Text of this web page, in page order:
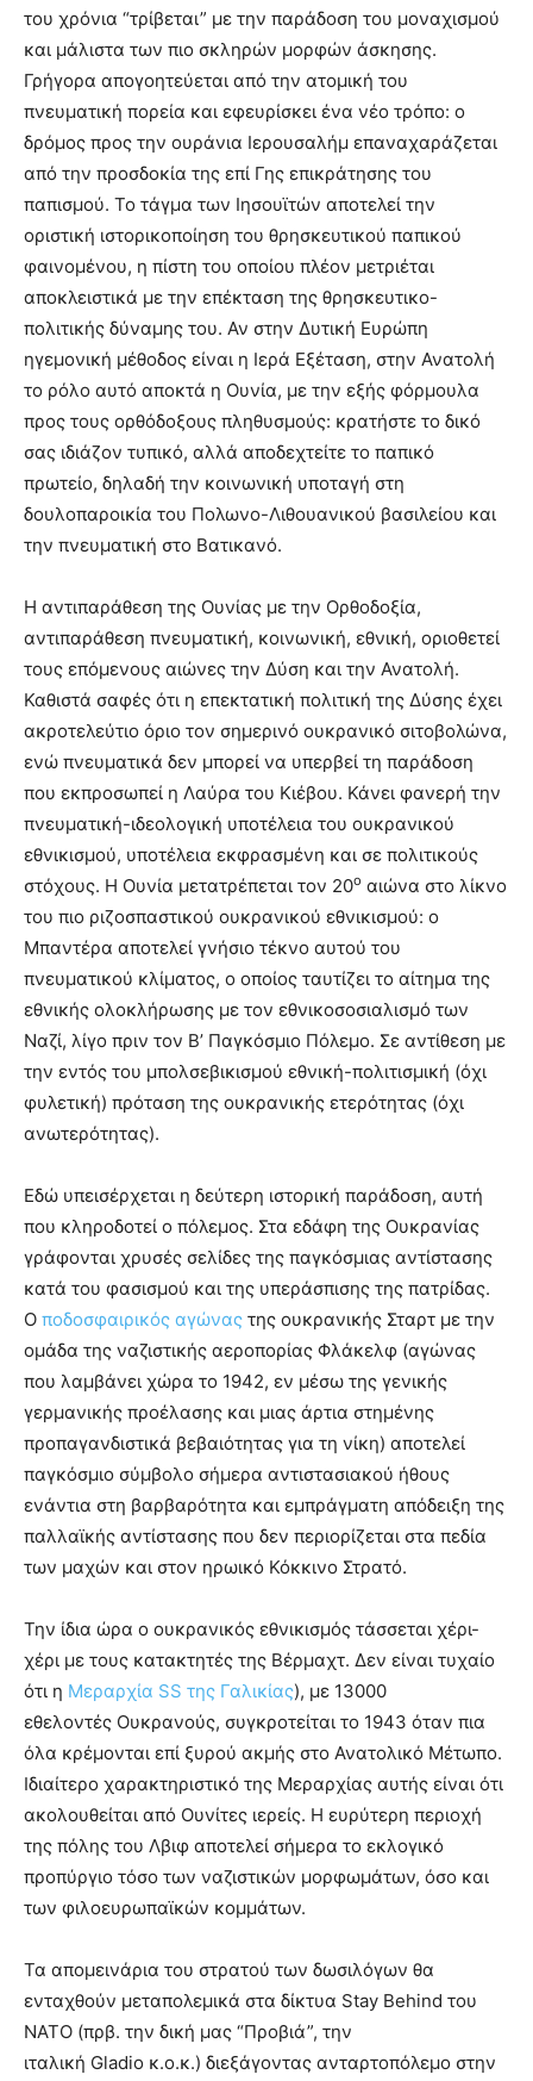
του χρόνια “τρίβεται” με την παράδοση του μοναχισμού
και μάλιστα των πιο σκληρών μορφών άσκησης.
Γρήγορα απογοητεύεται από την ατομική του
πνευματική πορεία και εφευρίσκει ένα νέο τρόπο: ο
δρόμος προς την ουράνια Ιερουσαλήμ επαναχαράζεται
από την προσδοκία της επί Γης επικράτησης του
παπισμού. Το τάγμα των Ιησουϊτών αποτελεί την
οριστική ιστορικοποίηση του θρησκευτικού παπικού
φαινομένου, η πίστη του οποίου πλέον μετριέται
αποκλειστικά με την επέκταση της θρησκευτικο-
πολιτικής δύναμης του. Αν στην Δυτική Ευρώπη
ηγεμονική μέθοδος είναι η Ιερά Εξέταση, στην Ανατολή
το ρόλο αυτό αποκτά η Ουνία, με την εξής φόρμουλα
προς τους ορθόδοξους πληθυσμούς: κρατήστε το δικό
σας ιδιάζον τυπικό, αλλά αποδεχτείτε το παπικό
πρωτείο, δηλαδή την κοινωνική υποταγή στη
δουλοπαροικία του Πολωνο-Λιθουανικού βασιλείου και
την πνευματική στο Βατικανό.
Η αντιπαράθεση της Ουνίας με την Ορθοδοξία,
αντιπαράθεση πνευματική, κοινωνική, εθνική, οριοθετεί
τους επόμενους αιώνες την Δύση και την Ανατολή.
Καθιστά σαφές ότι η επεκτατική πολιτική της Δύσης έχει
ακροτελεύτιο όριο τον σημερινό ουκρανικό σιτοβολώνα,
ενώ πνευματικά δεν μπορεί να υπερβεί τη παράδοση
που εκπροσωπεί η Λαύρα του Κιέβου. Κάνει φανερή την
πνευματική-ιδεολογική υποτέλεια του ουκρανικού
εθνικισμού, υποτέλεια εκφρασμένη και σε πολιτικούς
στόχους. Η Ουνία μετατρέπεται τον 20ο αιώνα στο λίκνο
του πιο ριζοσπαστικού ουκρανικού εθνικισμού: ο
Μπαντέρα αποτελεί γνήσιο τέκνο αυτού του
πνευματικού κλίματος, ο οποίος ταυτίζει το αίτημα της
εθνικής ολοκλήρωσης με τον εθνικοσοσιαλισμό των
Ναζί, λίγο πριν τον Β’ Παγκόσμιο Πόλεμο. Σε αντίθεση με
την εντός του μπολσεβικισμού εθνική-πολιτισμική (όχι
φυλετική) πρόταση της ουκρανικής ετερότητας (όχι
ανωτερότητας).
Εδώ υπεισέρχεται η δεύτερη ιστορική παράδοση, αυτή
που κληροδοτεί ο πόλεμος. Στα εδάφη της Ουκρανίας
γράφονται χρυσές σελίδες της παγκόσμιας αντίστασης
κατά του φασισμού και της υπεράσπισης της πατρίδας.
Ο ποδοσφαιρικός αγώνας της ουκρανικής Σταρτ με την
ομάδα της ναζιστικής αεροπορίας Φλάκελφ (αγώνας
που λαμβάνει χώρα το 1942, εν μέσω της γενικής
γερμανικής προέλασης και μιας άρτια στημένης
προπαγανδιστικά βεβαιότητας για τη νίκη) αποτελεί
παγκόσμιο σύμβολο σήμερα αντιστασιακού ήθους
ενάντια στη βαρβαρότητα και εμπράγματη απόδειξη της
παλλαϊκής αντίστασης που δεν περιορίζεται στα πεδία
των μαχών και στον ηρωικό Κόκκινο Στρατό.
Την ίδια ώρα ο ουκρανικός εθνικισμός τάσσεται χέρι-
χέρι με τους κατακτητές της Βέρμαχτ. Δεν είναι τυχαίο
ότι η Μεραρχία SS της Γαλικίας), με 13000
εθελοντές Oυκρανούς, συγκροτείται το 1943 όταν πια
όλα κρέμονται επί ξυρού ακμής στο Ανατολικό Μέτωπο.
Ιδιαίτερο χαρακτηριστικό της Μεραρχίας αυτής είναι ότι
ακολουθείται από Oυνίτες ιερείς. Η ευρύτερη περιοχή
της πόλης του Λβιφ αποτελεί σήμερα το εκλογικό
προπύργιο τόσο των ναζιστικών μορφωμάτων, όσο και
των φιλοευρωπαϊκών κομμάτων.
Τα απομεινάρια του στρατού των δωσιλόγων θα
ενταχθούν μεταπολεμικά στα δίκτυα Stay Behind του
ΝΑΤΟ (πρβ. την δική μας “Προβιά”, την
ιταλική Gladio κ.ο.κ.) διεξάγοντας ανταρτοπόλεμο στην